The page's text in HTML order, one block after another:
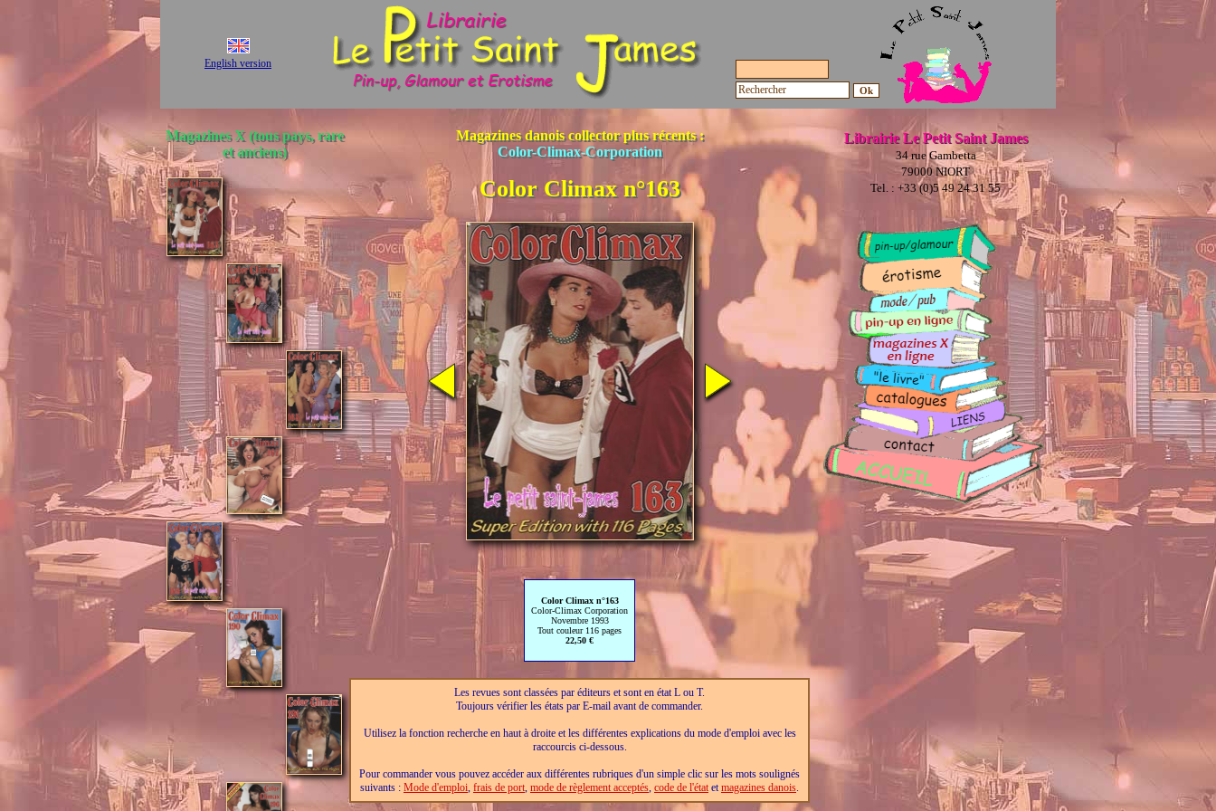
English version
Librairie Le Petit Saint James
34 rue Gambetta
79000 NIORT
Tel. : +33 (0)5 49 24 31 55
Magazines X (tous pays, rare
et anciens)
Magazines danois collector plus récents :
Color-Climax-Corporation
Color Climax n°163
Color Climax n°163
Color-Climax Corporation
Novembre 1993
Tout couleur 116 pages
22,50 €
Les revues sont classées par éditeurs et sont en état L ou T.
Toujours vérifier les états par E-mail avant de commander.
Utilisez la fonction recherche en haut à droite et les différentes explications du mode d'emploi avec les
raccourcis ci-dessous.
Pour commander vous pouvez accéder aux différentes rubriques d'un simple clic sur les mots soulignés
suivants : Mode d'emploi, frais de port, mode de règlement acceptés, code de l'état etmagazines danois.